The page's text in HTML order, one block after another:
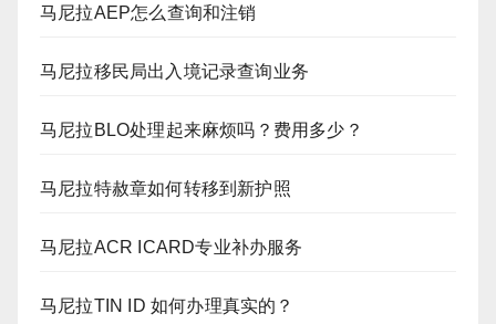
马尼拉AEP怎么查询和注销
马尼拉移民局出入境记录查询业务
马尼拉BLO处理起来麻烦吗？费用多少？
马尼拉特赦章如何转移到新护照
马尼拉ACR ICARD专业补办服务
马尼拉TIN ID 如何办理真实的？